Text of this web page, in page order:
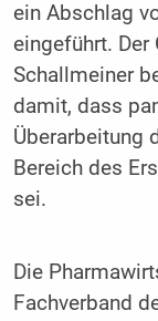
ein Abschlag
eingeführt. Der
Schallmeiner
damit, dass
Überarbeitung
Bereich des
sei.
Die
Fachverband